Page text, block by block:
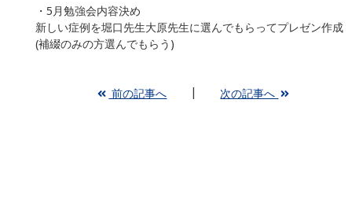
・5月勉強会内容決め
新しい症例を堀口先生大原先生に選んでもらってプレゼン作成
(補綴のみの方選んでもらう)
前の記事へ 次の記事へ